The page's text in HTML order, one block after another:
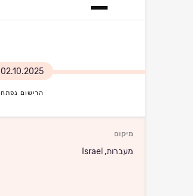
02.10.2025
הרישום נפתח
מיקום
מעברות, Israel